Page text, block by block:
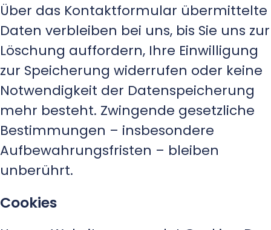
Über das Kontaktformular übermittelte
Daten verbleiben bei uns, bis Sie uns zur
Löschung auffordern, Ihre Einwilligung
zur Speicherung widerrufen oder keine
Notwendigkeit der Datenspeicherung
mehr besteht. Zwingende gesetzliche
Bestimmungen – insbesondere
Aufbewahrungsfristen – bleiben
unberührt.
Cookies